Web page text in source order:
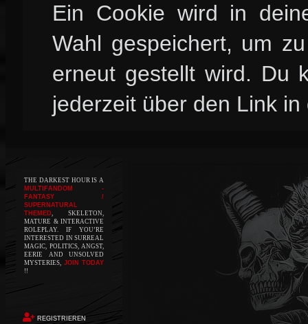
Ein Cookie wird in
Wahl gespeichert, um
erneut gestellt wird. Du
jederzeit über den Link
THE DARKEST HOUR IS A
MULTIFANDOM -
FANTASY /
SUPERNATURAL
THEMED, SKELETON,
MATURE & INTERACTIVE
ROLEPLAY. IF YOU’RE
INTERESTED IN SURREAL
MAGIC, POLITICS, ANGST,
EERIE AND UNSOLVED
MYSTERIES, JOIN TODAY
!!
REGISTRIEREN